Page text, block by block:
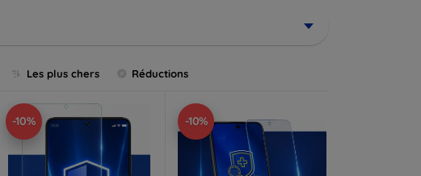
Les plus chers Réductions
-10% -10%